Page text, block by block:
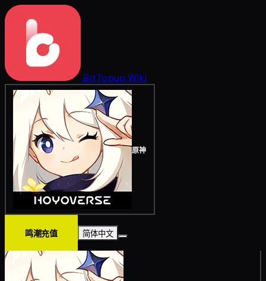
BitTopup Wiki
原神
鸣潮充值 简体中文